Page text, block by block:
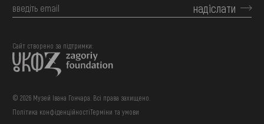
надіслати
© 2026 Музей Івана Гончара. Всі права захищено.
Сайт створено за підтримки:
Політика конфіденційностіТерміни та умови